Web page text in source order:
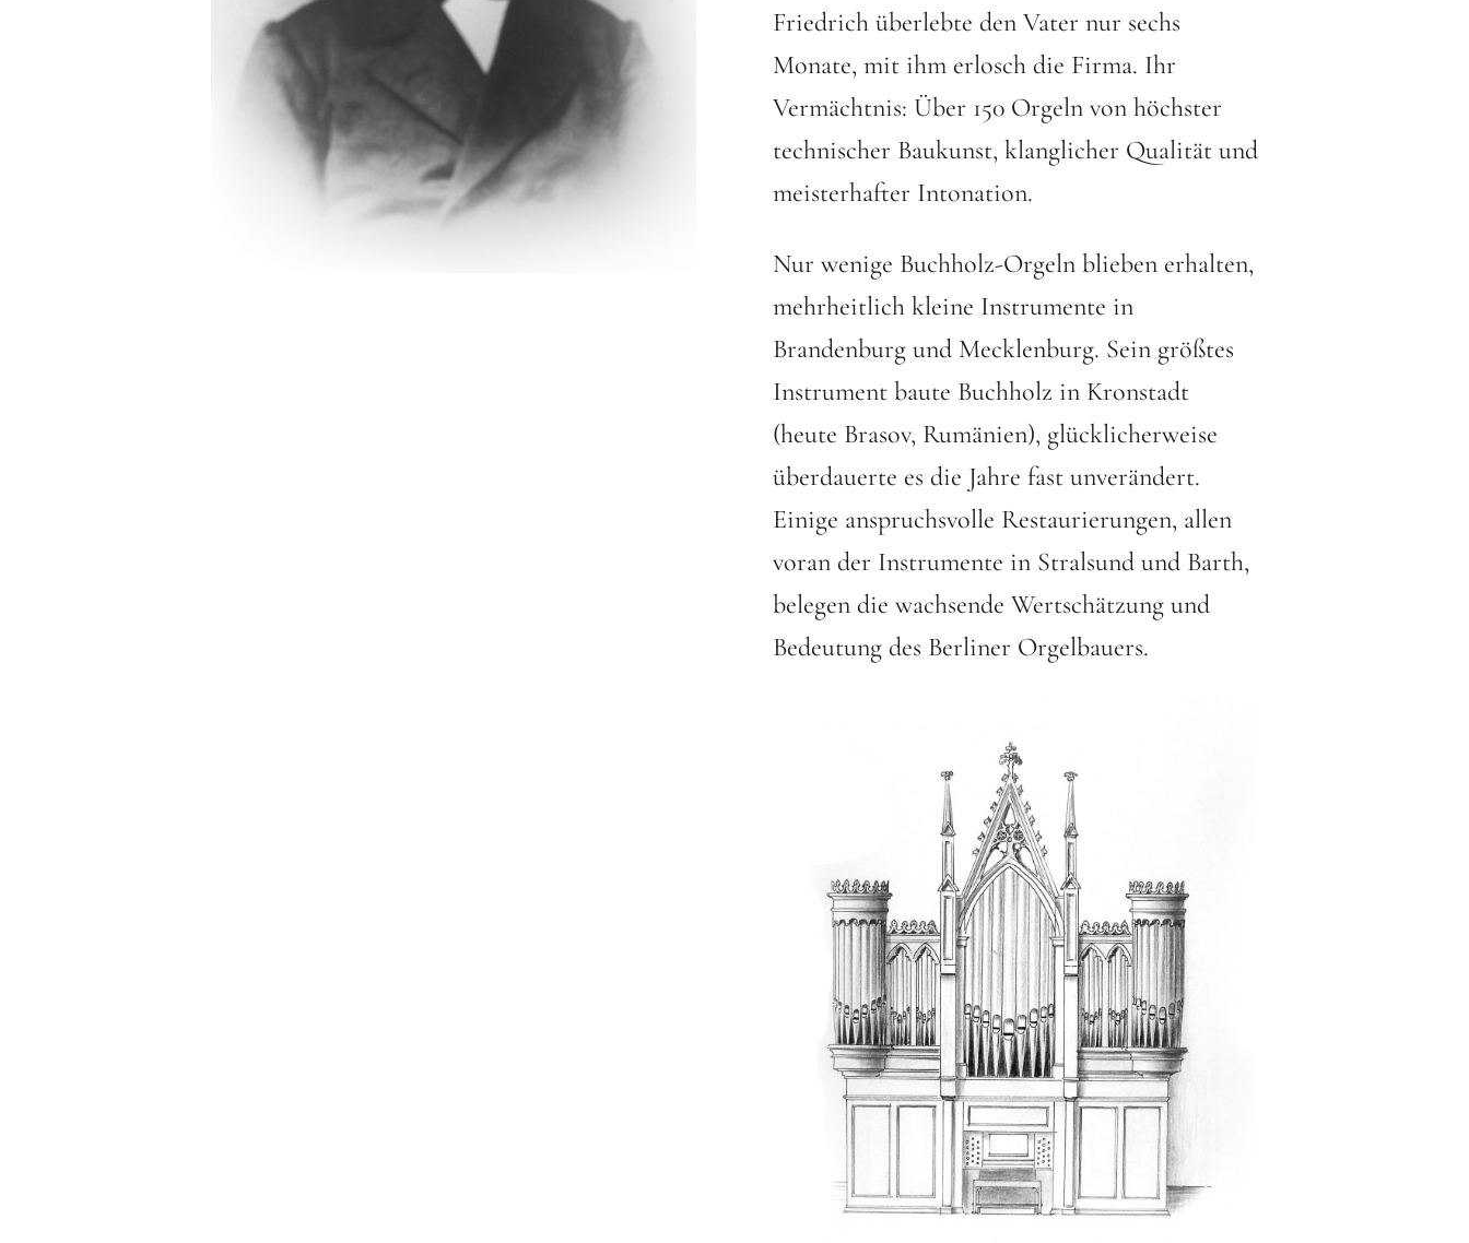
Friedrich überlebte den Vater nur sechs
Monate, mit ihm erlosch die Firma. Ihr
Vermächtnis: Über 150 Orgeln von höchster
technischer Baukunst, klanglicher Qualität und
meisterhafter Intonation.
Nur wenige Buchholz-Orgeln blieben erhalten,
mehrheitlich kleine Instrumente in
Brandenburg und Mecklenburg. Sein größtes
Instrument baute Buchholz in Kronstadt
(heute Brasov, Rumänien), glücklicherweise
überdauerte es die Jahre fast unverändert.
Einige anspruchsvolle Restaurierungen, allen
voran der Instrumente in Stralsund und Barth,
belegen die wachsende Wertschätzung und
Bedeutung des Berliner Orgelbauers.